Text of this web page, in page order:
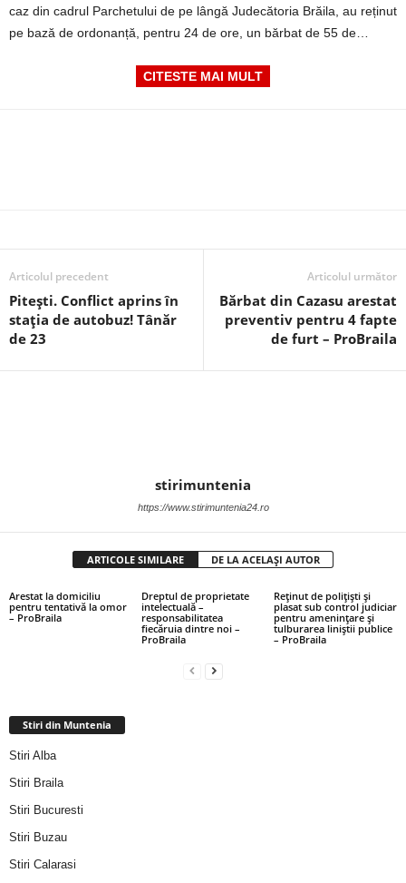
caz din cadrul Parchetului de pe lângă Judecătoria Brăila, au reținut
pe bază de ordonanță, pentru 24 de ore, un bărbat de 55 de…
CITESTE MAI MULT
Articolul precedent
Pitești. Conflict aprins în
stația de autobuz! Tânăr
de 23
Articolul următor
Bărbat din Cazasu arestat
preventiv pentru 4 fapte
de furt – ProBraila
stirimuntenia
https://www.stirimuntenia24.ro
ARTICOLE SIMILARE DE LA ACELAȘI AUTOR
Arestat la domiciliu
pentru tentativă la omor
– ProBraila
Dreptul de proprietate
intelectuală –
responsabilitatea
fiecăruia dintre noi –
ProBraila
Reținut de polițiști și
plasat sub control judiciar
pentru amenințare și
tulburarea liniștii publice
– ProBraila
Stiri din Muntenia
Stiri Alba
Stiri Braila
Stiri Bucuresti
Stiri Buzau
Stiri Calarasi